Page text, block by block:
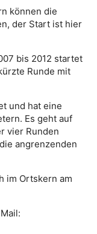
können die
der Start ist hier
bis 2012 startet
Runde mit
und hat eine
Es geht auf
vier Runden
angrenzenden
im Ortskern am